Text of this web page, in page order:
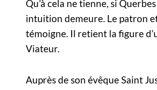
Qu’à cela ne tienne, si
intuition demeure. Le patron
témoigne. Il retient la figure
Viateur.
Auprès de son évêque Saint